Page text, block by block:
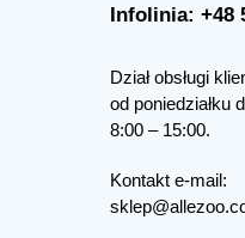
Infolinia: +48
Dział obsługi
od poniedziałku
8:00 – 15:00.
Kontakt e-mail: